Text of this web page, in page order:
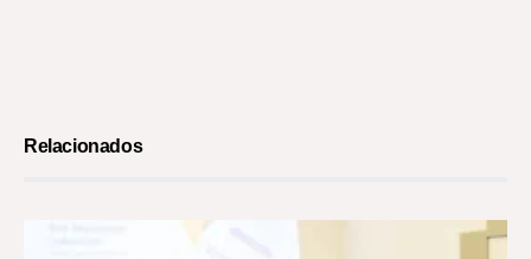
Relacionados